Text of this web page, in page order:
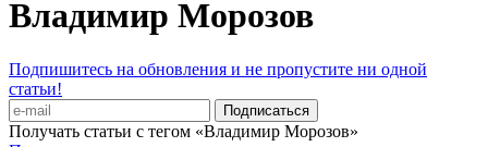
Владимир Морозов
Подпишитесь на обновления и не пропустите ни одной
статьи!
Получать статьи с тегом «Владимир Морозов»